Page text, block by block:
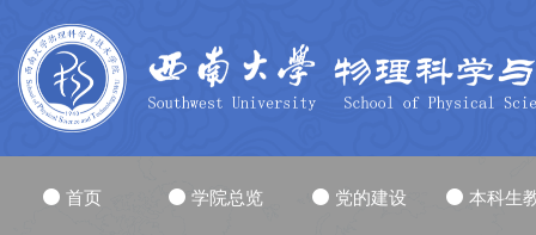
首页 学院总览 党的建设 本科生